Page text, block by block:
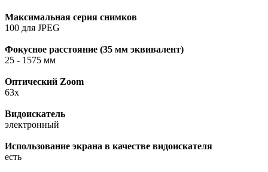
Максимальная серия снимков
100 для JPEG
Фокусное расстояние (35 мм эквивалент)
25 - 1575 мм
Оптический Zoom
63x
Видоискатель
электронный
Использование экрана в качестве видоискателя
есть